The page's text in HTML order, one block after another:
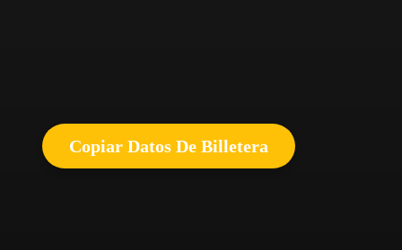
Copiar Datos De Billetera